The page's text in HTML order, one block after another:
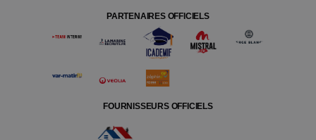
PARTENAIRES OFFICIELS
FOURNISSEURS OFFICIELS